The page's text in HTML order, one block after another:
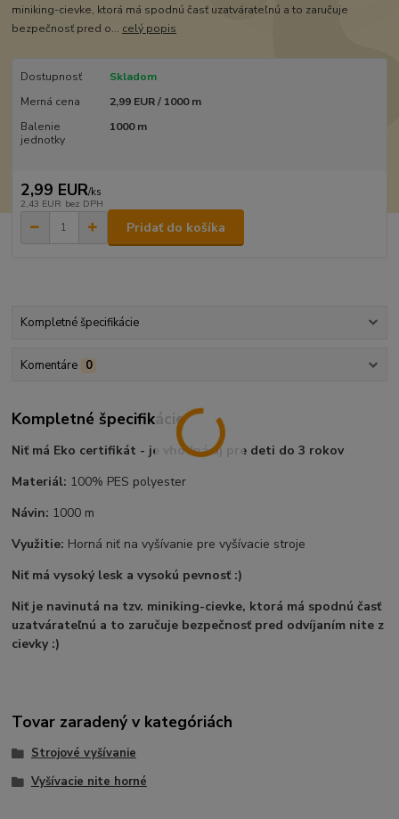
miniking-cievke, ktorá má spodnú časť uzatvárateľnú a to zaručuje
bezpečnosť pred o... celý popis
Dostupnosť
Skladom
Merná cena
2,99 EUR / 1000 m
Balenie
jednotky
1000 m
2,99 EUR/ks
2,43 EUR bez DPH
Pridať do košíka
Kompletné špecifikácie
Komentáre 0
Kompletné špecifikácie
Niť má Eko certifikát - je vhodná aj pre deti do 3 rokov
Materiál: 100% PES polyester
Návin: 1000 m
Využitie: Horná niť na vyšívanie pre vyšívacie stroje
Niť má vysoký lesk a vysokú pevnosť :)
Niť je navinutá na tzv. miniking-cievke, ktorá má spodnú časť
uzatvárateľnú a to zaručuje bezpečnosť pred odvíjaním nite z
cievky :)
Tovar zaradený v kategóriách
Strojové vyšívanie
Vyšívacie nite horné